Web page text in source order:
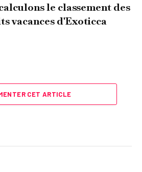
le classement des
vacances d'Exoticca
CET ARTICLE